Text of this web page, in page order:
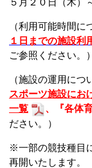
５月２０日（木
（利用可能時間に
１日までの施設利
ご参照ください。）
（施設の運用につ
スポーツ施設にお
一覧
、 『各体
ださい。）
※一部の競技種目
再開いたします。